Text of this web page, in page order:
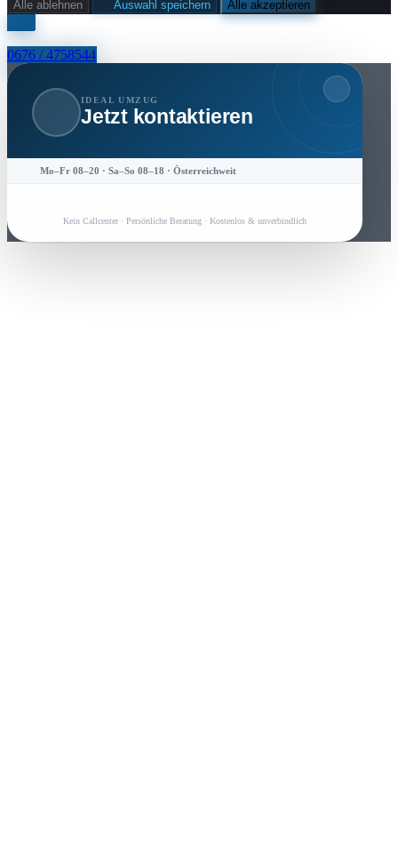
Alle ablehnen Auswahl speichern Alle akzeptieren
0676 / 4758544
IDEAL UMZUG
Jetzt kontaktieren
Mo–Fr 08–20 · Sa–So 08–18 · Österreichweit
Kein Callcenter · Persönliche Beratung · Kostenlos & unverbindlich